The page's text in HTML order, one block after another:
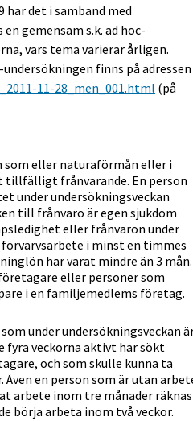
har det i samband med
gemensam s.k. ad hoc-
vars tema varierar årligen.
finns på adressen
11-28_men_001.html (på
som eller naturaförmån eller i
tillfälligt frånvarande. En person
under undersökningsveckan
till frånvaro är egen sjukdom
eller frånvaron under
i minst en timmes
har varat mindre än 3 mån.
eller personer som
i en familjemedlems företag.
under undersökningsveckan
fyra veckorna aktivt har sökt
och som skulle kunna ta
en person som är utan
arbete inom tre månader räknas
börja arbeta inom två veckor.